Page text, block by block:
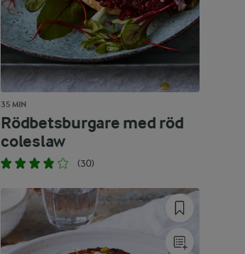
35 MIN
Rödbetsburgare med röd
coleslaw
(30)